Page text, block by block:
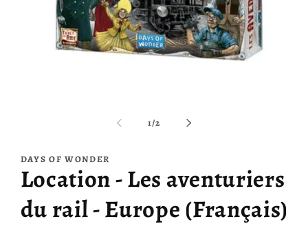
fenêtre
modale
1/de
2
DAYS OF WONDER
Location - Les aventuriers
du rail - Europe (Français)